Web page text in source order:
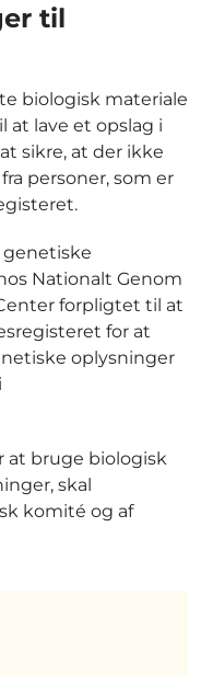
til
biologisk materiale
at lave et opslag i
sikre, at der ikke
personer, som er
genetiske
Nationalt Genom
forpligtet til at
for at
oplysninger
at bruge biologisk
skal
komité og af